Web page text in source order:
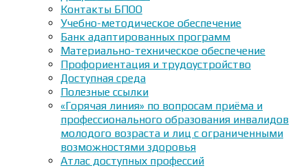
Контакты БПОО
Учебно-методическое обеспечение
Банк адаптированных программ
Материально-техническое обеспечение
Профориентация и трудоустройство
Доступная среда
Полезные ссылки
«Горячая линия» по вопросам приёма и
профессионального образования инвалидов
молодого возраста и лиц с ограниченными
возможностями здоровья
Атлас доступных профессий